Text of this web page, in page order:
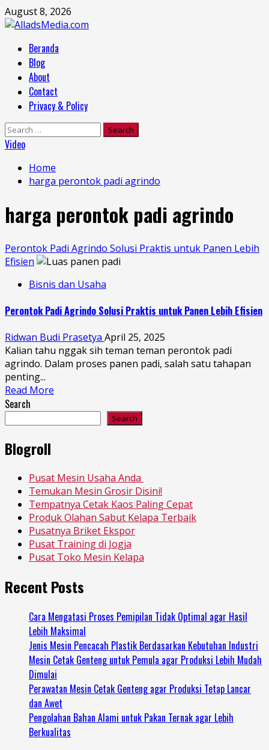
Skip
to
August 8, 2026
MenuBeranda
Blog
About
Contact
Privacy & Policy
Search
for:
Video
Home
harga perontok padi agrindo
harga perontok padi agrindo
Perontok Padi Agrindo Solusi Praktis untuk Panen Lebih
Efisien
Bisnis dan Usaha
Perontok Padi Agrindo Solusi Praktis untuk Panen Lebih Efisien
Ridwan Budi Prasetya April 25, 2025
Kalian tahu nggak sih teman teman perontok padi
agrindo. Dalam proses panen padi, salah satu tahapan
penting...
Read More
Search
Search
Blogroll
Pusat Mesin Usaha Anda
Temukan Mesin Grosir Disini!
Tempatnya Cetak Kaos Paling Cepat
Produk Olahan Sabut Kelapa Terbaik
Pusatnya Briket Ekspor
Pusat Training di Jogja
Pusat Toko Mesin Kelapa
Recent Posts
Cara Mengatasi Proses Pemipilan Tidak Optimal agar Hasil
Lebih Maksimal
Jenis Mesin Pencacah Plastik Berdasarkan Kebutuhan Industri
Mesin Cetak Genteng untuk Pemula agar Produksi Lebih Mudah
Dimulai
Perawatan Mesin Cetak Genteng agar Produksi Tetap Lancar
dan Awet
Pengolahan Bahan Alami untuk Pakan Ternak agar Lebih
Berkualitas